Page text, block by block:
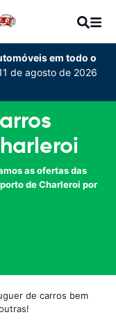
em todo o
de agosto de 2026
as ofertas das
de Charleroi por
de carros bem